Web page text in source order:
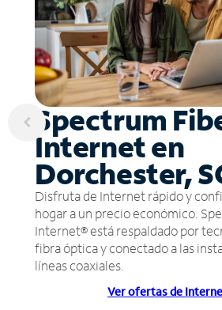
Spectrum
Internet en
Dorchester,
Disfruta de Internet rápido y
hogar a un precio económico.
Internet® está respaldado por
fibra óptica y conectado a las
líneas coaxiales.
Ver ofertas de